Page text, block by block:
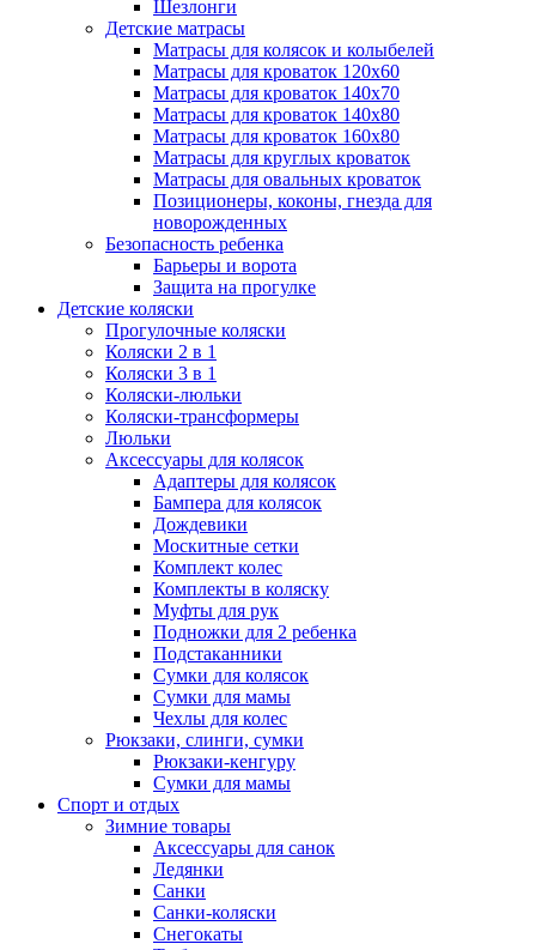
Шезлонги
Детские матрасы
Матрасы для колясок и колыбелей
Матрасы для кроваток 120х60
Матрасы для кроваток 140х70
Матрасы для кроваток 140х80
Матрасы для кроваток 160х80
Матрасы для круглых кроваток
Матрасы для овальных кроваток
Позиционеры, коконы, гнезда для
новорожденных
Безопасность ребенка
Барьеры и ворота
Защита на прогулке
Детские коляски
Прогулочные коляски
Коляски 2 в 1
Коляски 3 в 1
Коляски-люльки
Коляски-трансформеры
Люльки
Аксессуары для колясок
Адаптеры для колясок
Бампера для колясок
Дождевики
Москитные сетки
Комплект колес
Комплекты в коляску
Муфты для рук
Подножки для 2 ребенка
Подстаканники
Сумки для колясок
Сумки для мамы
Чехлы для колес
Рюкзаки, слинги, сумки
Рюкзаки-кенгуру
Сумки для мамы
Спорт и отдых
Зимние товары
Аксессуары для санок
Ледянки
Санки
Санки-коляски
Снегокаты